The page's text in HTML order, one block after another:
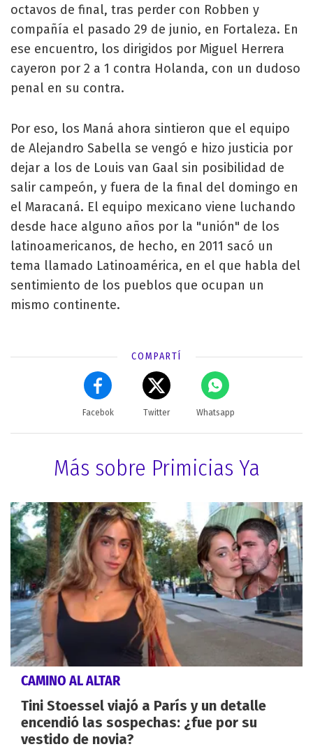
octavos de final, tras perder con Robben y
compañía el pasado 29 de junio, en Fortaleza. En
ese encuentro, los dirigidos por Miguel Herrera
cayeron por 2 a 1 contra Holanda, con un dudoso
penal en su contra.
Por eso, los Maná ahora sintieron que el equipo
de Alejandro Sabella se vengó e hizo justicia por
dejar a los de Louis van Gaal sin posibilidad de
salir campeón, y fuera de la final del domingo en
el Maracaná. El equipo mexicano viene luchando
desde hace alguno años por la "unión" de los
latinoamericanos, de hecho, en 2011 sacó un
tema llamado Latinoamérica, en el que habla del
sentimiento de los pueblos que ocupan un
mismo continente.
COMPARTÍ
Facebok Twitter Whatsapp
Más sobre Primicias Ya
CAMINO AL ALTAR
Tini Stoessel viajó a París y un detalle
encendió las sospechas: ¿fue por su
vestido de novia?